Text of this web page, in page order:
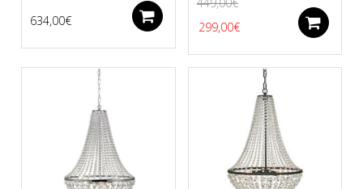
634,00€
449,00€
Alkuperäinen
hinta
oli:
449,00€.
299,00€
Nykyinen
hinta
on:
299,00€.